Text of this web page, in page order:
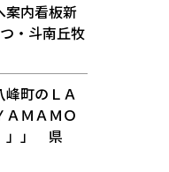
案内看板新
・斗南丘牧
町のＬＡ
ＭＡＭＯ
」」 県